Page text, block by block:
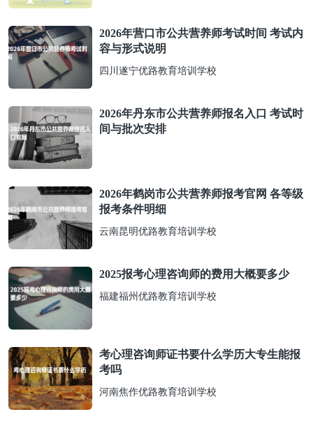
2026年营口市公共营养师考试时间 考试内
容与形式说明
四川遂宁优路教育培训学校
2026年丹东市公共营养师报名入口 考试时
间与批次安排
2026年鹤岗市公共营养师报考官网 各等级
报考条件明细
云南昆明优路教育培训学校
2025报考心理咨询师的费用大概要多少
福建福州优路教育培训学校
考心理咨询师证书要什么学历大专生能报
考吗
河南焦作优路教育培训学校